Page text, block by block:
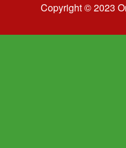
Copyright © 2023